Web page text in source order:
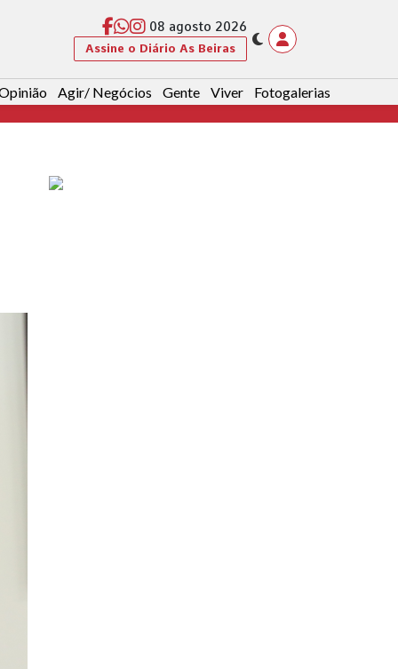
08 agosto 2026
Assine o Diário As Beiras
Agir/ Negócios Gente Viver Fotogalerias